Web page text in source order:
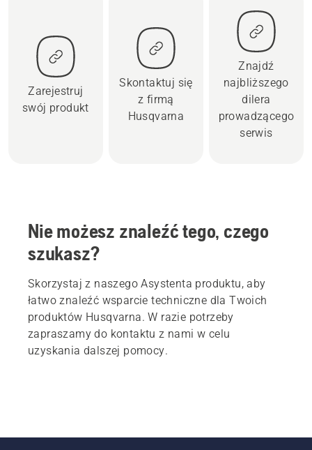
Zarejestruj
swój produkt
Skontaktuj się
z firmą
Husqvarna
Znajdź
najbliższego
dilera
prowadzącego
serwis
Nie możesz znaleźć tego, czego
szukasz?
Skorzystaj z naszego Asystenta produktu, aby
łatwo znaleźć wsparcie techniczne dla Twoich
produktów Husqvarna. W razie potrzeby
zapraszamy do kontaktu z nami w celu
uzyskania dalszej pomocy.